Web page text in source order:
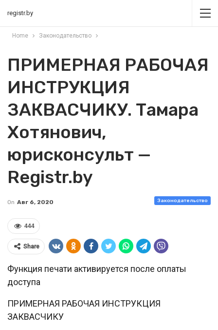
registr.by
Home Законодательство
ПРИМЕРНАЯ РАБОЧАЯ
ИНСТРУКЦИЯ
ЗАКВАСЧИКУ. Тамара
Хотянович,
юрисконсульт —
Registr.by
Законодательство
On Авг 6, 2020
444
Share
Функция печати активируется после оплаты
доступа
ПРИМЕРНАЯ РАБОЧАЯ ИНСТРУКЦИЯ
ЗАКВАСЧИКУ